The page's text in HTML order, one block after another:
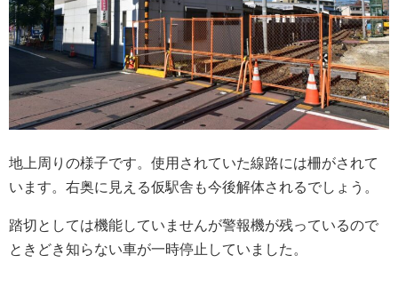
地上周りの様子です。使用されていた線路には柵がされて
います。右奥に見える仮駅舎も今後解体されるでしょう。
踏切としては機能していませんが警報機が残っているので
ときどき知らない車が一時停止していました。